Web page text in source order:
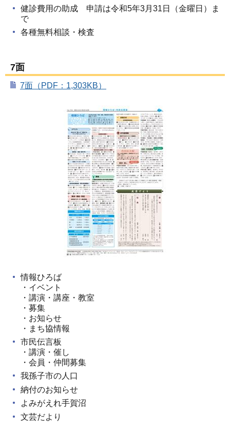
健診費用の助成 申請は令和5年3月31日（金曜日）ま
で
各種無料相談・検査
7面
7面（PDF：1,303KB）
情報ひろば
・イベント
・講演・講座・教室
・募集
・お知らせ
・まち協情報
市民伝言板
・講演・催し
・会員・仲間募集
我孫子市の人口
納付のお知らせ
よみがえれ手賀沼
文芸だより